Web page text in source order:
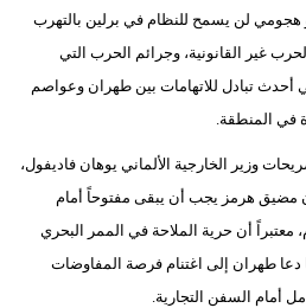
لن يسمح للنظام في برلين بالتهرب
غير القانونية، وجرائم الحرب التي
أحدث تبادل للاتهامات بين طهران وعواصم
في المنطقة.
وزير الخارجية الألماني يوهان فاديفول،
هرمز يجب أن يبقى مفتوحاً أمام
معتبراً أن حرية الملاحة في الممر البحري
دعا طهران إلى اغتنام فرصة المفاوضات
أمام السفن التجارية.